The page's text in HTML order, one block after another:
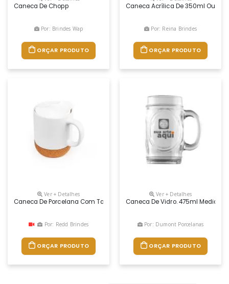
Caneca De Chopp
Por: Brindes Wap
ORÇAR PRODUTO
Caneca Acrílica De 350ml Ou
Por: Reina Brindes
ORÇAR PRODUTO
Ver + Detalhes
Caneca De Porcelana Com Tampa E Cortiça Personalizada
Por: Redd Brindes
ORÇAR PRODUTO
Ver + Detalhes
Caneca De Vidro. 475ml
Por: Dumont Porcelanas
ORÇAR PRODUTO